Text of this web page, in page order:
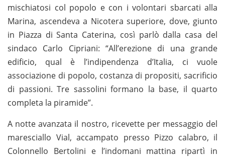
mischiatosi col popolo e con i volontari sbarcati alla
Marina, ascendeva a Nicotera superiore, dove, giunto
in Piazza di Santa Caterina, così parlò dalla casa del
sindaco Carlo Cipriani: “All’erezione di una grande
edificio, qual è l’indipendenza d’Italia, ci vuole
associazione di popolo, costanza di propositi, sacrificio
di passioni. Tre sassolini formano la base, il quarto
completa la piramide”.
A notte avanzata il nostro, ricevette per messaggio del
maresciallo Vial, accampato presso Pizzo calabro, il
Colonnello Bertolini e l’indomani mattina ripartì in